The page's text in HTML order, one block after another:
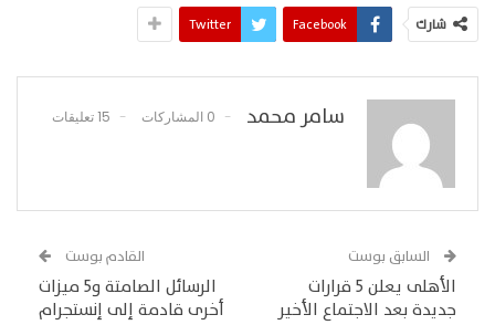
شارك Facebook
Twitter
سامر محمد 0 المشاركات 15 تعليقات
السابق بوست
الأهلى يعلن 5 قرارات
جديدة بعد الاجتماع الأخير
القادم بوست
الرسائل الصامتة و5 ميزات
أخرى قادمة إلى إنستجرام